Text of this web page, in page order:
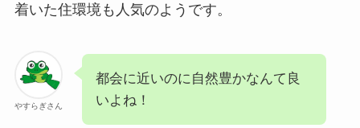
着いた住環境も人気のようです。
やすらぎさん
都会に近いのに自然豊かなんて良
いよね！